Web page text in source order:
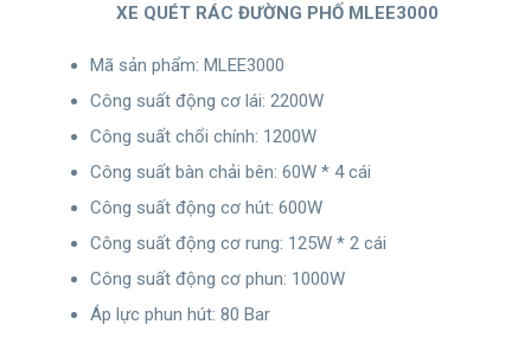
XE QUÉT RÁC ĐƯỜNG PHỐ MLEE3000
Mã sản phẩm: MLEE3000
Công suất động cơ lái: 2200W
Công suất chổi chính: 1200W
Công suất bàn chải bên: 60W * 4 cái
Công suất động cơ hút: 600W
Công suất động cơ rung: 125W * 2 cái
Công suất động cơ phun: 1000W
Áp lực phun hút: 80 Bar